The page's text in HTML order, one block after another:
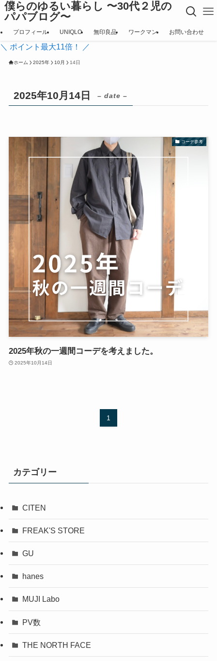
僕らのゆるい暮らし 〜30代２児の
パパブログ〜
プロフィール UNIQLO 無印良品 ワークマン お問い合わせ
＼ ポイント最大11倍！ ／
ホーム 2025年 10月 14日
2025年10月14日 – date –
コーデ参考
2025年秋の一週間コーデを考えました。
2025年10月14日
1
カテゴリー
CITEN
FREAK'S STORE
GU
hanes
MUJI Labo
PV数
THE NORTH FACE